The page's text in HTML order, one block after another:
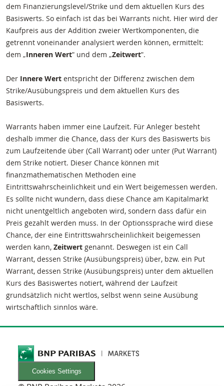
dem Finanzierungslevel/Strike und dem aktuellen Kurs des
Basiswerts. So einfach ist das bei Warrants nicht. Hier wird der
Kaufpreis aus der Addition zweier Wertkomponenten, die
getrennt voneinander analysiert werden können, ermittelt:
dem „Inneren Wertʺ und dem „Zeitwertʺ.
Der Innere Wert entspricht der Differenz zwischen dem
Strike/Ausübungspreis und dem aktuellen Kurs des
Basiswerts.
Warrants haben immer eine Laufzeit. Für Anleger besteht
deshalb immer die Chance, dass der Kurs des Basiswerts bis
zum Laufzeitende über (Call Warrant) oder unter (Put Warrant)
dem Strike notiert. Dieser Chance können mit
finanzmathematischen Methoden eine
Eintrittswahrscheinlichkeit und ein Wert beigemessen werden.
Es sollte nicht wundern, dass diese Chance am Kapitalmarkt
nicht unentgeltlich angeboten wird, sondern dass dafür ein
Preis gezahlt werden muss. In der Optionssprache wird diese
Chance, der eine Eintrittswahrscheinlichkeit beigemessen
werden kann, Zeitwert genannt. Deswegen ist ein Call
Warrant, dessen Strike (Ausübungspreis) über, bzw. ein Put
Warrant, dessen Strike (Ausübungspreis) unter dem aktuellen
Kurs des Basiswertes notiert, während der Laufzeit
grundsätzlich nicht wertlos, selbst wenn seine Ausübung
wirtschaftlich sinnlos wäre.
Cookies Settings